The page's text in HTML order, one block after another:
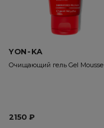
YON-KA
Очищающий гель Gel Mousse
2150 ₽